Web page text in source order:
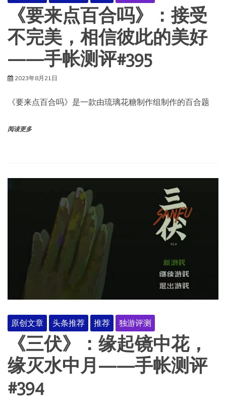
《要来点百合吗》：接受
不完美，相信彼此的美好
——手帐测评#395
2023年8月21日
《要来点百合吗》是一款由琉璃花糖制作组制作的百合题
阅读更多
原创文章 头条推荐 推荐 独游评测
《三伏》：缘起镜中花，
缘灭水中月——手帐测评
#394